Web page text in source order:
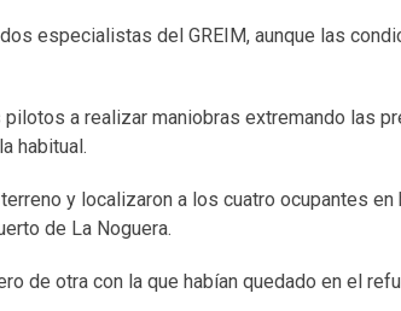
especialistas del GREIM, aunque las
a realizar maniobras extremando las
habitual.
y localizaron a los cuatro ocupantes en
de La Noguera.
de otra con la que habían quedado en el